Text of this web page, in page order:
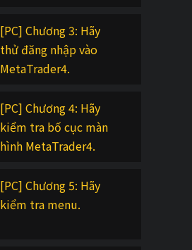
[PC] Chương 3: Hãy
thử đăng nhập vào
MetaTrader4.
[PC] Chương 4: Hãy
kiểm tra bố cục màn
hình MetaTrader4.
[PC] Chương 5: Hãy
kiểm tra menu.